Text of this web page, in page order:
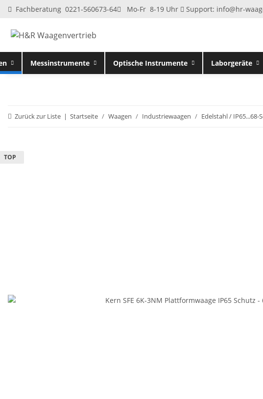
Fachberatung 0221-560673-64 Mo-Fr 8-19 Uhr Support: info@hr-
Messinstrumente Optische Instrumente Laborgeräte
Zurück zur Liste Startseite Waagen Industriewaagen Edelstahl / IP65...68-
TOP